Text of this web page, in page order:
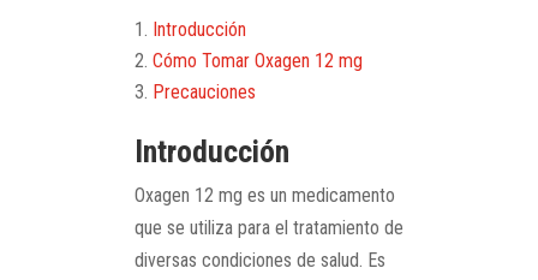
Introducción
Cómo Tomar Oxagen 12 mg
Precauciones
Introducción
Oxagen 12 mg es un medicamento
que se utiliza para el tratamiento de
diversas condiciones de salud. Es